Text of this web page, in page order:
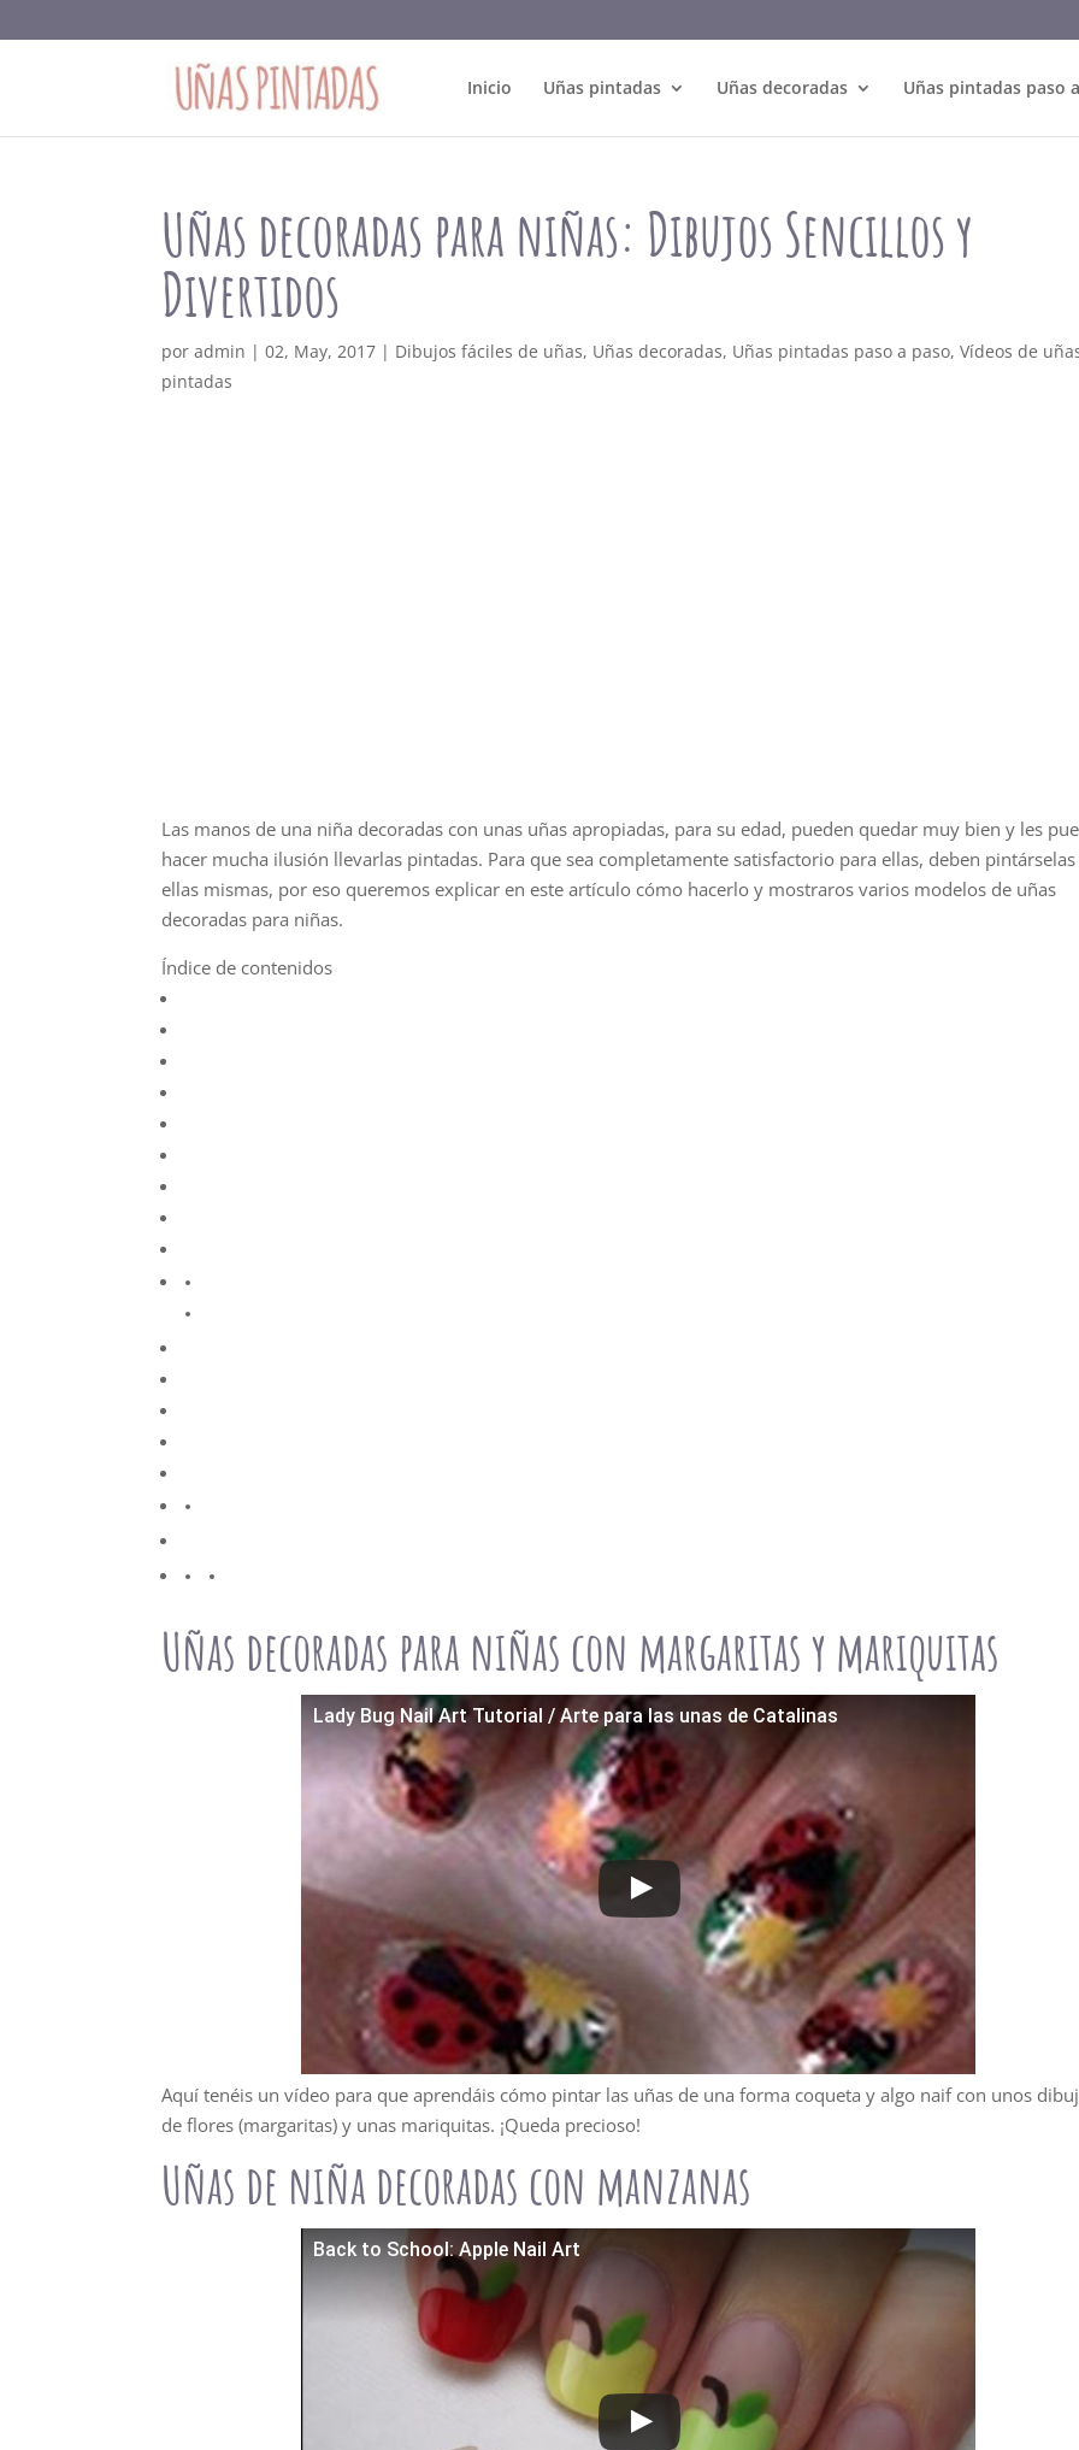
Inicio Uñas pintadas Uñas decoradas Uñas pintadas paso
Uñas decoradas para niñas: Dibujos Sencillos y
Divertidos
poradmin |02, May, 2017 | Dibujos fáciles de uñas, Uñas decoradas, Uñas pintadas paso a paso,Vídeos de
pintadas
Las manos de una niña decoradas con unas uñas apropiadas, para su edad, pueden quedar muy bien y les
hacer mucha ilusión llevarlas pintadas. Para que sea completamente satisfactorio para ellas, deben pintárselas
ellas mismas, por eso queremos explicar en este artículo cómo hacerlo y mostraros varios modelos de uñas
decoradas para niñas.
Índice de contenidos
Uñas decoradas para niñas con margaritas y mariquitas
Lady Bug Nail Art Tutorial / Arte para las unas de Catalinas
Aquí tenéis un vídeo para que aprendáis cómo pintar las uñas de una forma coqueta y algo naif con unos
de flores (margaritas) y unas mariquitas. ¡Queda precioso!
Uñas de niña decoradas con manzanas
Back to School: Apple Nail Art